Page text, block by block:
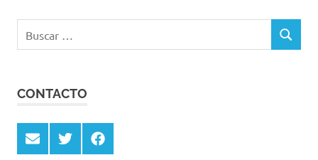
BUSCAR
CONTACTO
Email TwitterFacebook